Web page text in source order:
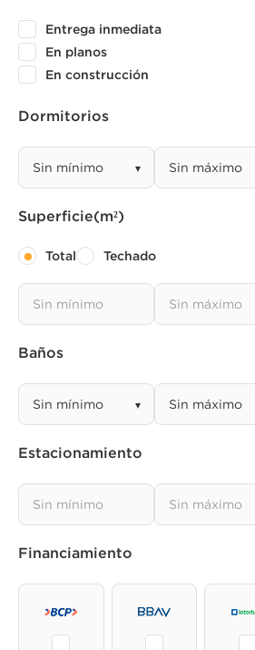
Entrega inmediata
En planos
En construcción
Dormitorios
▾
Superficie(m²)
Total Techado
Baños
▾
Estacionamiento
Financiamiento